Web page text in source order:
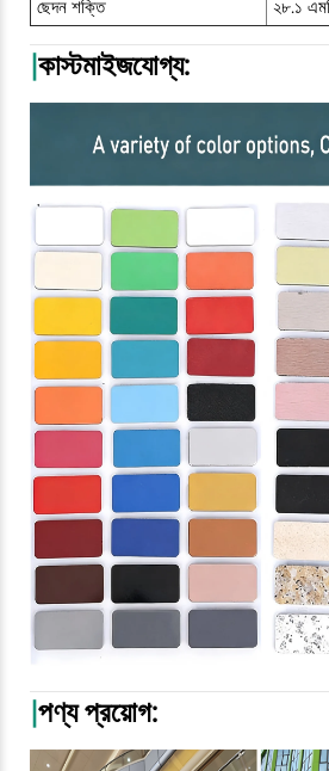
ছেদন শক্তি ২৮.১
|কাস্টমাইজযোগ্য:
|পণ্য প্রয়োগ: